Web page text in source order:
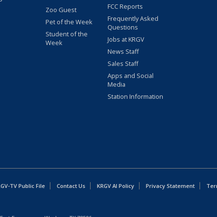
Zoo Guest
Pet of the Week
Student of the
Week
FCC Reports
Frequently Asked
Questions
Jobs at KRGV
News Staff
Sales Staff
Apps and Social
Media
Station Information
TV Public File Contact Us KRGV AI Policy Privacy Statement